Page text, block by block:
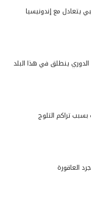
يتعادل مع إندونيسيا
الدوري ينطلق في هذا البلد
تراكم الثلوج
العاقورة